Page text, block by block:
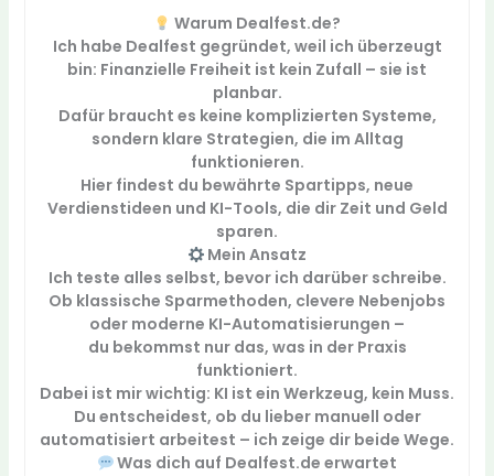
Warum Dealfest.de?
Ich habe Dealfest gegründet, weil ich überzeugt
bin: Finanzielle Freiheit ist kein Zufall – sie ist
planbar.
Dafür braucht es keine komplizierten Systeme,
sondern klare Strategien, die im Alltag
funktionieren.
Hier findest du bewährte Spartipps, neue
Verdienstideen und KI-Tools, die dir Zeit und Geld
sparen.
Mein Ansatz
Ich teste alles selbst, bevor ich darüber schreibe.
Ob klassische Sparmethoden, clevere Nebenjobs
oder moderne KI-Automatisierungen –
du bekommst nur das, was in der Praxis
funktioniert.
Dabei ist mir wichtig: KI ist ein Werkzeug, kein Muss.
Du entscheidest, ob du lieber manuell oder
automatisiert arbeitest – ich zeige dir beide Wege.
Was dich auf Dealfest.de erwartet